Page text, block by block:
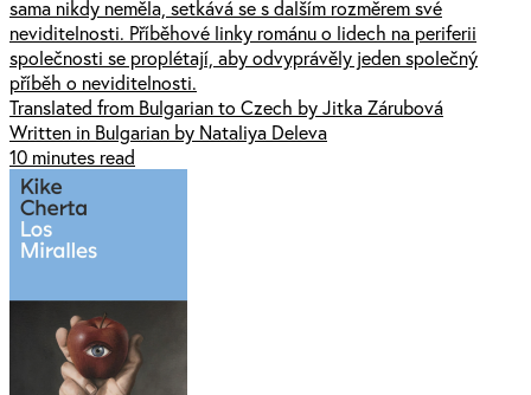
sama nikdy neměla, setkává se s dalším rozměrem své
neviditelnosti. Příběhové linky románu o lidech na periferii
společnosti se proplétají, aby odvyprávěly jeden společný
příběh o neviditelnosti.
Translated from Bulgarian to Czech by Jitka Zárubová
Written in Bulgarian by Nataliya Deleva
10 minutes read